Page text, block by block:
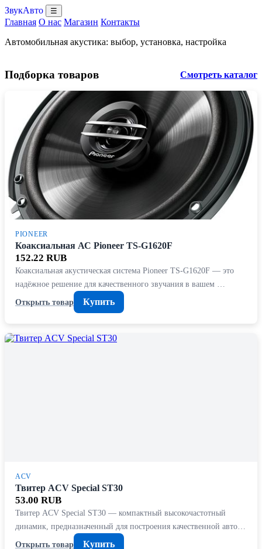
ЗвукАвто ☰
Главная О нас Магазин Контакты
Автомобильная акустика: выбор, установка, настройка
Подборка товаров Смотреть каталог
PIONEER
Коаксиальная АС Pioneer TS-G1620F
152.22 RUB
Коаксиальная акустическая система Pioneer TS-G1620F — это
надёжное решение для качественного звучания в вашем …
Открыть товар
Купить
ACV
Твитер ACV Special ST30
53.00 RUB
Твитер ACV Special ST30 — компактный высокочастотный
динамик, предназначенный для построения качественной авто…
Открыть товар
Купить